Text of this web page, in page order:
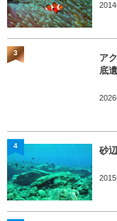
ア
底
3
砂
4